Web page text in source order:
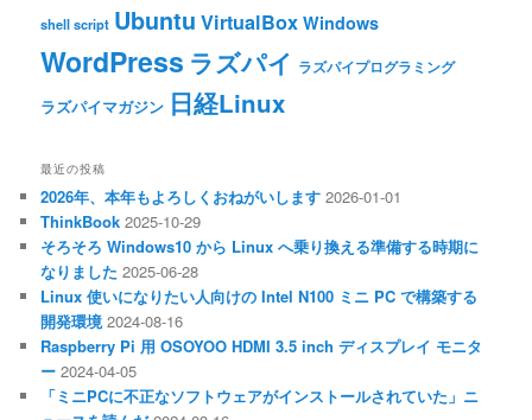
shell script Ubuntu VirtualBox Windows
WordPress ラズパイ ラズパイプログラミング
ラズパイマガジン 日経Linux
最近の投稿
2026年、本年もよろしくおねがいします 2026-01-01
ThinkBook 2025-10-29
そろそろ Windows10 から Linux へ乗り換える準備する時期に
なりました 2025-06-28
Linux 使いになりたい人向けの Intel N100 ミニ PC で構築する
開発環境 2024-08-16
Raspberry Pi 用 OSOYOO HDMI 3.5 inch ディスプレイ モニタ
ー 2024-04-05
「ミニPCに不正なソフトウェアがインストールされていた」ニ